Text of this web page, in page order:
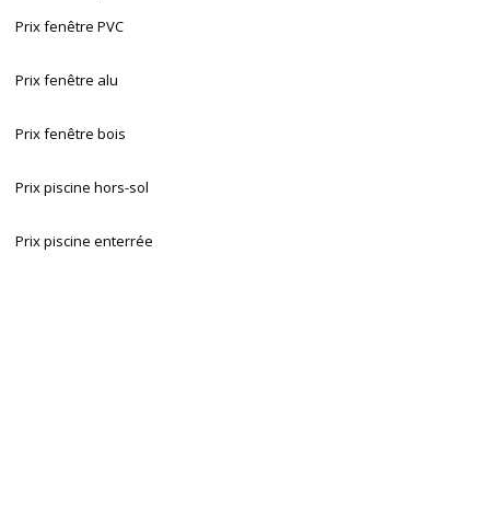
Prix fenêtre PVC
Prix fenêtre alu
Prix fenêtre bois
Prix piscine hors-sol
Prix piscine enterrée